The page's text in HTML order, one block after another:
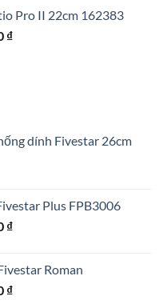
Pro II 22cm 162383
₫Giá
dính Fivestar 26cm
₫.
Plus FPB3006
₫.
₫Giá
là:
1.250.000 ₫.
Roman
₫Giá